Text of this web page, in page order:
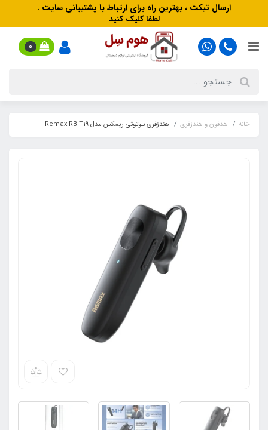
ارسال تیکت ، بهترین راه برای ارتباط با پشتیبانی سایت .
لطفا کلیک کنید
0
خانه هدفون‌ و‌ هندزفری هندزفری بلوتوثی ریمکس مدل Remax RB-T19